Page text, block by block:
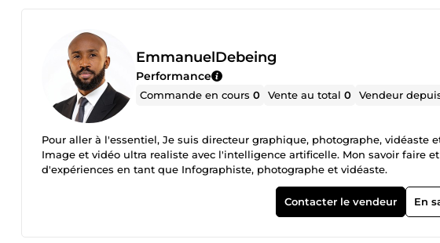
EmmanuelDebeing
Performance
Commande en cours0 Vente au total0 Vendeur
Pour aller à l'essentiel, Je suis directeur graphique, photographe,
Image et vidéo ultra realiste avec l'intelligence artificelle. Mon savoir faire
d'expériences en tant que Infographiste, photographe et vidéaste.
Contacter le vendeur En